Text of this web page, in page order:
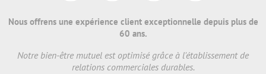
Nous offrens une expérience client exceptionnelle depuis plus de
60 ans.
Notre bien-être mutuel est optimisé grâce à l'établissement de
relations commerciales durables.